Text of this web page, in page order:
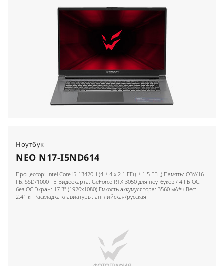
Ноутбук
NEO N17-I5ND614
Процессор: Intel Core i5-13420H (4 + 4 x 2.1 ГГц + 1.5 ГГц) Память: ОЗУ/16
ГБ, SSD/1000 ГБ Видеокарта: GeForce RTX 3050 для ноутбуков / 4 ГБ ОС:
без ОС Экран: 17.3" (1920x1080) Емкость аккумулятора: 3560 мА*ч Вес:
2.41 кг Раскладка клавиатуры: английская/русская